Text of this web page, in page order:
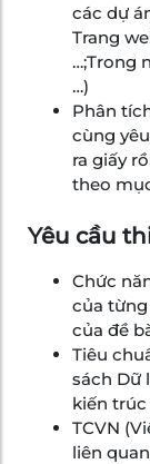
các dự
Trang
…;Trong
…)
Phân
cùng
ra giấy
theo
Yêu cầu
Chức
của từng
của đề
Tiêu
sách Dữ
kiến trúc
TCVN
liên